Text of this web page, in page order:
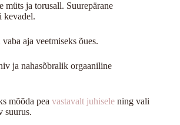
müts ja torusall. Suurepärane
kevadel.
aja veetmiseks õues.
ja nahasõbralik orgaaniline
mõõda pea vastavalt juhisele ning vali
suurus.